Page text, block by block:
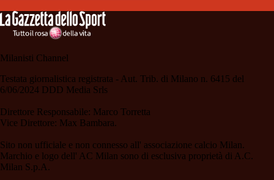
Milanisti Channel
Testata giornalistica registrata - Aut. Trib. di Milano n. 6415 del
6/06/2024 DDD Media Srls
Direttore Responsabile: Marco Torretta
Vice Direttore: Max Bambara.
Sito non ufficiale e non connesso all' associazione calcio Milan.
Marchio e logo dell' AC Milan sono di esclusiva proprietà di A.C.
Milan S.p.A.